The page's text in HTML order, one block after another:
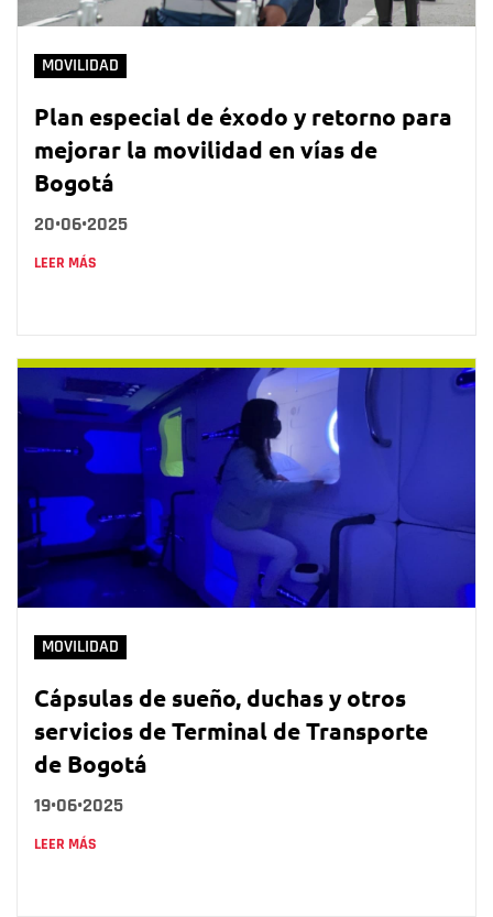
MOVILIDAD
Plan especial de éxodo y retorno para
mejorar la movilidad en vías de
Bogotá
20•06•2025
LEER MÁS
MOVILIDAD
Cápsulas de sueño, duchas y otros
servicios de Terminal de Transporte
de Bogotá
19•06•2025
LEER MÁS